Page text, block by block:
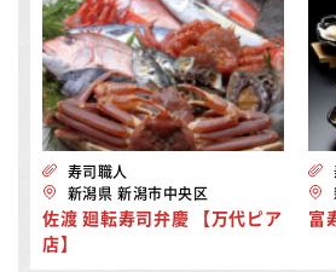
寿司職人
新潟県 新潟市中央区
佐渡 廻転寿司弁慶 【万代ピア
店】
富